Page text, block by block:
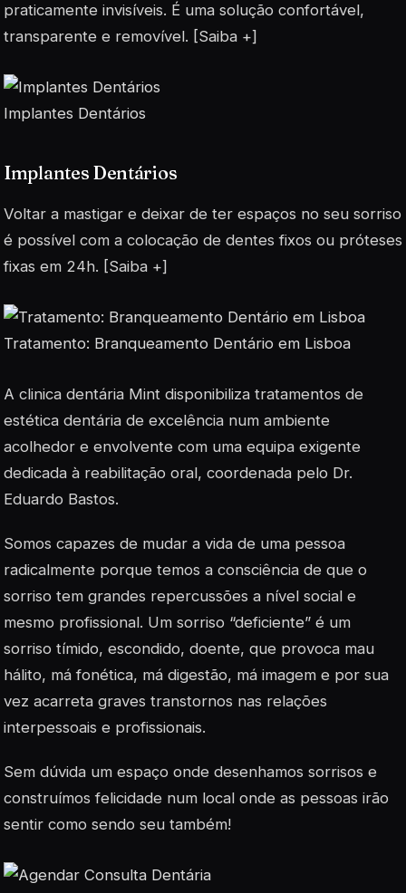
praticamente invisíveis. É uma solução confortável,
transparente e removível. [Saiba +]
Implantes Dentários
Implantes Dentários
Voltar a mastigar e deixar de ter espaços no seu sorriso
é possível com a colocação de dentes fixos ou próteses
fixas em 24h. [Saiba +]
Tratamento: Branqueamento Dentário em Lisboa
A clinica dentária Mint disponibiliza tratamentos de
estética dentária de excelência num ambiente
acolhedor e envolvente com uma equipa exigente
dedicada à reabilitação oral, coordenada pelo Dr.
Eduardo Bastos.
Somos capazes de mudar a vida de uma pessoa
radicalmente porque temos a consciência de que o
sorriso tem grandes repercussões a nível social e
mesmo profissional. Um sorriso “deficiente” é um
sorriso tímido, escondido, doente, que provoca mau
hálito, má fonética, má digestão, má imagem e por sua
vez acarreta graves transtornos nas relações
interpessoais e profissionais.
Sem dúvida um espaço onde desenhamos sorrisos e
construímos felicidade num local onde as pessoas irão
sentir como sendo seu também!